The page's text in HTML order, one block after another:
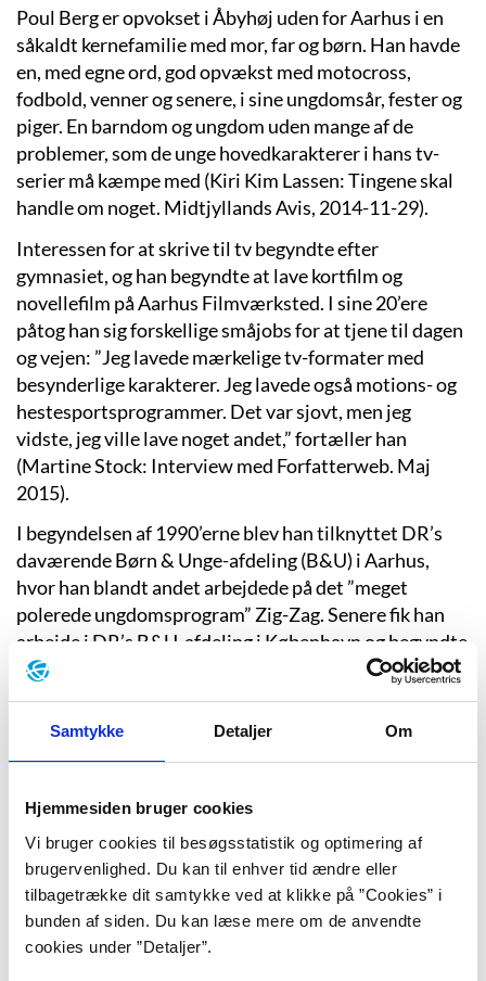
Samtykke Detaljer Om
Hjemmesiden bruger cookies
Vi bruger cookies til besøgsstatistik og optimering af
brugervenlighed. Du kan til enhver tid ændre eller
tilbagetrække dit samtykke ved at klikke på ”Cookies” i
bunden af siden. Du kan læse mere om de anvendte
cookies under ”Detaljer”.
Poul Berg er opvokset i Åbyhøj uden for Aarhus i en
såkaldt kernefamilie med mor, far og børn. Han havde
en, med egne ord, god opvækst med motocross,
fodbold, venner og senere, i sine ungdomsår, fester og
piger. En barndom og ungdom uden mange af de
problemer, som de unge hovedkarakterer i hans tv-
serier må kæmpe med (Kiri Kim Lassen: Tingene skal
handle om noget. Midtjyllands Avis, 2014-11-29).
Interessen for at skrive til tv begyndte efter
gymnasiet, og han begyndte at lave kortfilm og
novellefilm på Aarhus Filmværksted. I sine 20’ere
påtog han sig forskellige småjobs for at tjene til dagen
og vejen: ”Jeg lavede mærkelige tv-formater med
besynderlige karakterer. Jeg lavede også motions- og
hestesportsprogrammer. Det var sjovt, men jeg
vidste, jeg ville lave noget andet,” fortæller han
(Martine Stock: Interview med Forfatterweb. Maj
2015).
I begyndelsen af 1990’erne blev han tilknyttet DR’s
daværende Børn & Unge-afdeling (B&U) i Aarhus,
hvor han blandt andet arbejdede på det ”meget
polerede ungdomsprogram” Zig-Zag. Senere fik han
arbejde i DR’s B&U-afdeling i København og begyndte
at lave novellefilm og små tv-serier, primært rettet
mod børn og unge: ”De synes, det [produktionerne]
fungerede godt og efterhånden fik jeg lov at lave
den blev ret populær. Det banede vejen for [at jeg
kunne lave noget for afdelingen] TV-drama, som er en
del af DR Fiktion i dag. Det var B&U, der gjorde, at det
stille og roligt tog fart,” fortæller han (Martine Stock:
Interview med Forfatterweb. Maj 2015). I henholdsvis
2010 og 2012 var Poul Berg hovedfatter og instruktør